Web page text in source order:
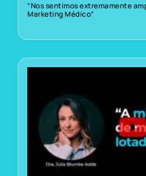
“Nos sentimos extremamente
Marketing Médico”